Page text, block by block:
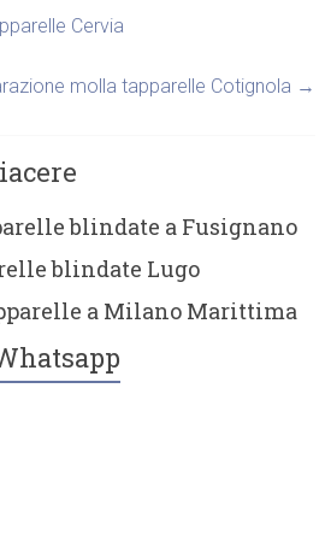
Cervia
molla tapparelle Cotignola →
blindate a Fusignano
blindate Lugo
a Milano Marittima